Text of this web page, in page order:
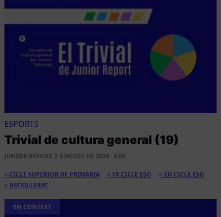
ESPORTS
Trivial de cultura general (19)
JUNIOR REPORT 7 D'AGOST DE 2026 · 6:00
CICLE SUPERIOR DE PRIMÀRIA 1R CICLE ESO
2N CICLE ESO
BATXILLERAT
EN CONTEXT